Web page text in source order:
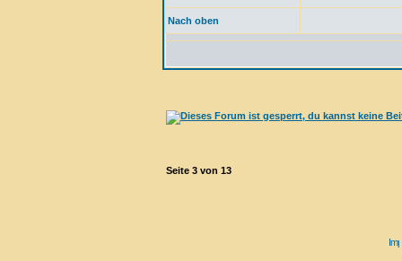
Nach oben
Seite 3 von 13